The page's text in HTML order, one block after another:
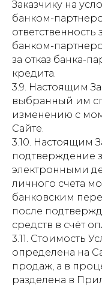
Заказчику на
банком-
банком-
за отказ банка-
кредита.
3.9. Настоящим
выбранный им
изменению с
Сайте.
3.10. Настоящим
подтверждение
электронными
личного счета
банковским
после
средств в счёт
3.11. Стоимость
определена на
продаж, а в
разделена в